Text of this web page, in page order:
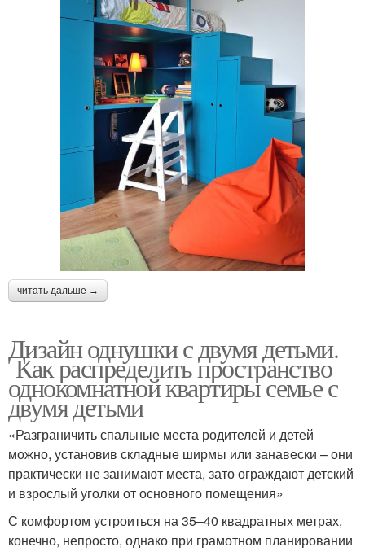
читать дальше →
Дизайн однушки с двумя детьми.
Как распределить пространство
однокомнатной квартиры семье с
двумя детьми
«Разграничить спальные места родителей и детей
можно, установив складные ширмы или занавески – они
практически не занимают места, зато ограждают детский
и взрослый уголки от основного помещения»
С комфортом устроиться на 35–40 квадратных метрах,
конечно, непросто, однако при грамотном планировании